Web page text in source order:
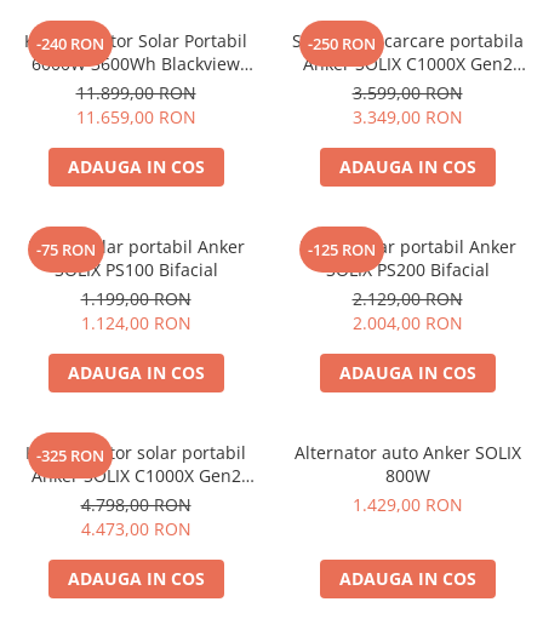
Frigidere Portabile
Componente Fotovoltaice
Incarcatoare solare
Incarcatoare solare MPPT
Incarcatoare solare PWM
Interfete si cabluri
Cabluri pentru echipamente
fotovoltaice
Protectii si izolatoare de baterii
Monitorizare si control
Invertoare Off-grid
Incarcatoare de retea
Acumulatori de stocare
Componente sisteme de balcon
-240 RON
Kit Generator Solar Portabil
6000W 3600Wh Blackview
OSCAL PowerMax 6000 +
panou solar 400W
11.899,00 RON
11.659,00 RON
ADAUGA IN COS
-250 RON
Statie de incarcare portabila
Anker SOLIX C1000X Gen2
2000W 1024Wh
3.599,00 RON
3.349,00 RON
ADAUGA IN COS
-75 RON
Panou solar portabil Anker
SOLIX PS100 Bifacial
1.199,00 RON
1.124,00 RON
ADAUGA IN COS
-125 RON
Panou solar portabil Anker
SOLIX PS200 Bifacial
2.129,00 RON
2.004,00 RON
ADAUGA IN COS
-325 RON
Kit generator solar portabil
Anker SOLIX C1000X Gen2
2000W 1024Wh + panou 100W
4.798,00 RON
4.473,00 RON
ADAUGA IN COS
Alternator auto Anker SOLIX
800W
1.429,00 RON
ADAUGA IN COS